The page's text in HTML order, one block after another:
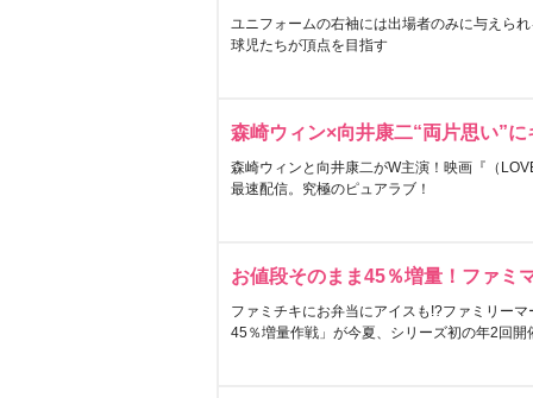
ユニフォームの右袖には出場者のみに与えら
球児たちが頂点を目指す
森崎ウィン×向井康二“両片思い”
森崎ウィンと向井康二がW主演！映画『（
最速配信。究極のピュアラブ！
お値段そのまま45％増量！ファミ
ファミチキにお弁当にアイスも!?ファミリー
45％増量作戦」が今夏、シリーズ初の年2回開